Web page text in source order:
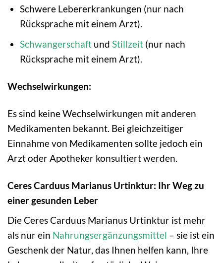
Schwere Lebererkrankungen (nur nach
Rücksprache mit einem Arzt).
Schwangerschaftund Stillzeit(nur nach
Rücksprache mit einem Arzt).
Wechselwirkungen:
Es sind keine Wechselwirkungen mit anderen
Medikamenten bekannt. Bei gleichzeitiger
Einnahme von Medikamenten sollte jedoch ein
Arzt oder Apotheker konsultiert werden.
Ceres Carduus Marianus Urtinktur: Ihr Weg zu
einer gesunden Leber
Die Ceres Carduus Marianus Urtinktur ist mehr
als nur ein Nahrungsergänzungsmittel – sie ist ein
Geschenk der Natur, das Ihnen helfen kann, Ihre